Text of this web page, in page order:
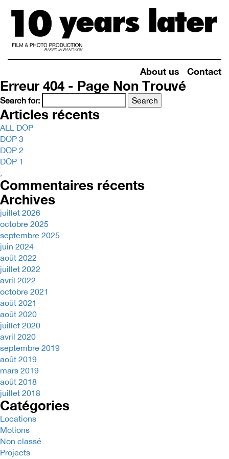
About us Contact
Erreur 404 - Page Non Trouvé
Search for:
Articles récents
ALL DOP
DOP 3
DOP 2
DOP 1
,
Commentaires récents
Archives
juillet 2026
octobre 2025
septembre 2025
juin 2024
août 2022
juillet 2022
avril 2022
octobre 2021
août 2021
août 2020
juillet 2020
avril 2020
septembre 2019
août 2019
mars 2019
août 2018
juillet 2018
Catégories
Locations
Motions
Non classé
Projects